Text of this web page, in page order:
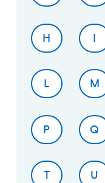
H I
L M
P Q
T U